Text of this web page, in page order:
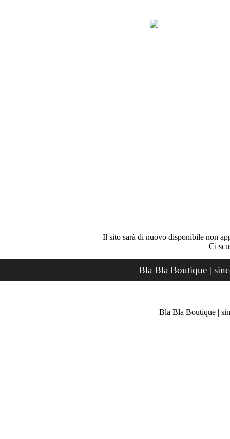
Il sito sarà di nuovo disponibile non
Ci
Bla Bla Boutique |
Bla Bla Boutique |